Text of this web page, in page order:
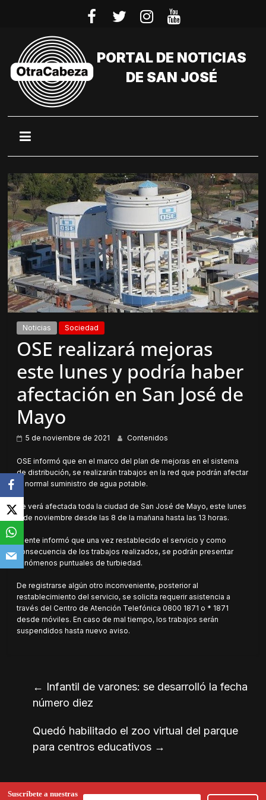
PORTAL DE NOTICIAS
DE SAN JOSÉ
Noticias Sociedad
OSE realizará mejoras
este lunes y podría haber
afectación en San José de
Mayo
5 de noviembre de 2021 Contenidos
OSE informó que en el marco del plan de mejoras en el sistema
de distribución, se realizarán trabajos en la red que podrán afectar
el normal suministro de agua potable.
Se verá afectada toda la ciudad de San José de Mayo, este lunes
8 de noviembre desde las 8 de la mañana hasta las 13 horas.
El ente informó que una vez restablecido el servicio y como
consecuencia de los trabajos realizados, se podrán presentar
fenómenos puntuales de turbiedad.
De registrarse algún otro inconveniente, posterior al
restablecimiento del servicio, se solicita requerir asistencia a
través del Centro de Atención Telefónica 0800 1871 o * 1871
desde móviles. En caso de mal tiempo, los trabajos serán
suspendidos hasta nuevo aviso.
← Infantil de varones: se desarrolló la fecha
número diez
Quedó habilitado el zoo virtual del parque
para centros educativos →
Suscríbete a nuestras